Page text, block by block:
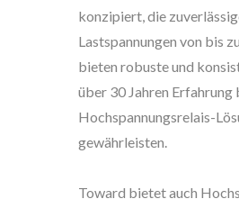
konzipiert, die
Lastspannungen von bis
bieten robuste und
über 30 Jahren
Hochspannungsrelais-
gewährleisten.
Toward bietet auch